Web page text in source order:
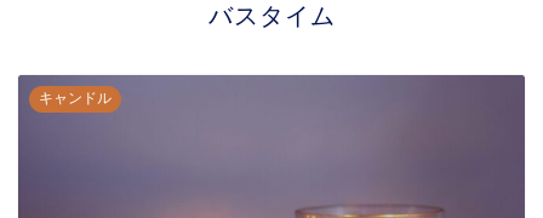
バスタイム
キャンドル